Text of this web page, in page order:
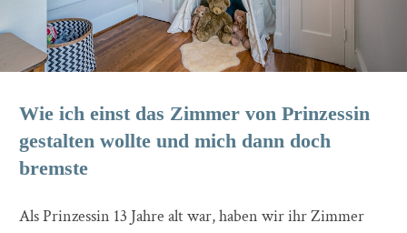
Wie ich einst das Zimmer von Prinzessin
gestalten wollte und mich dann doch
bremste
Als Prinzessin 13 Jahre alt war, haben wir ihr Zimmer